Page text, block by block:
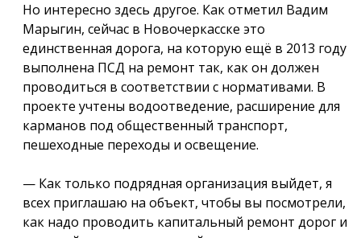
Но интересно здесь другое. Как отметил Вадим
Марыгин, сейчас в Новочеркасске это
единственная дорога, на которую ещё в 2013 году
выполнена ПСД на ремонт так, как он должен
проводиться в соответствии с нормативами. В
проекте учтены водоотведение, расширение для
карманов под общественный транспорт,
пешеходные переходы и освещение.
— Как только подрядная организация выйдет, я
всех приглашаю на объект, чтобы вы посмотрели,
как надо проводить капитальный ремонт дорог и